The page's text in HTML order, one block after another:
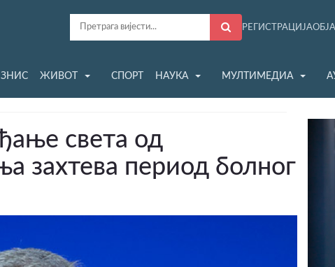
РЕГИСТРАЦИЈА
ЖИВОТ СПОРТ НАУКА МУЛТИМЕДИА
света од
захтева период болног